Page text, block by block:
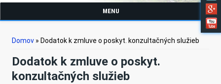
MENU
Nachádzate sa tu
Domov » Dodatok k zmluve o poskyt. konzultačných služieb
Dodatok k zmluve o poskyt.
konzultačných služieb